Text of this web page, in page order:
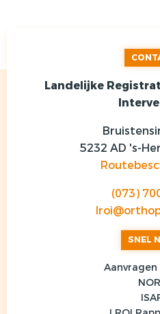
Landelijke
5232 AD 's-
(073)
SNEL